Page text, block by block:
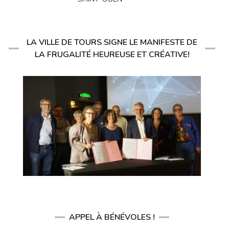
LA VILLE DE TOURS SIGNE LE MANIFESTE DE
LA FRUGALITÉ HEUREUSE ET CRÉATIVE!
APPEL À BÉNÉVOLES !